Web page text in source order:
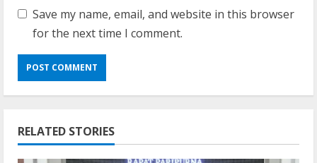
Save my name, email, and website in this browser
for the next time I comment.
RELATED STORIES